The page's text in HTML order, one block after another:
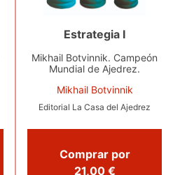
Estrategia I
Mikhail Botvinnik. Campeón
Mundial de Ajedrez.
Mikhail Botvinnik
Editorial La Casa del Ajedrez
Comprar por
21,00 €